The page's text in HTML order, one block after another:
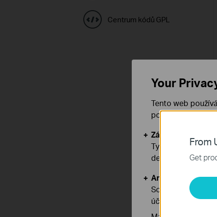
Centrum kódů GPL
From
Get
Your
Tento web
používáním
Základní cookies
Tyto cookies jsou
deaktivovat.
Analytické a
Soubory cookie
účelem zlepšení